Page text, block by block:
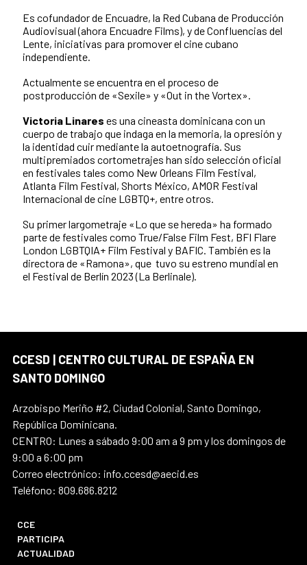
Es cofundador de Encuadre, la Red Cubana de Producción
Audiovisual (ahora Encuadre Films), y de Confluencias del
Lente, iniciativas para promover el cine cubano
independiente.
Actualmente se encuentra en el proceso de
postproducción de «Sexile» y «Out in the Vortex».
Victoria Linares es una cineasta dominicana con un
cuerpo de trabajo que indaga en la memoria, la opresión y
la identidad cuir mediante la autoetnografía. Sus
multipremiados cortometrajes han sido selección oficial
en festivales tales como New Orleans Film Festival,
Atlanta Film Festival, Shorts México, AMOR Festival
Internacional de cine LGBTQ+, entre otros.
Su primer largometraje «Lo que se hereda» ha formado
parte de festivales como True/False Film Fest, BFI Flare
London LGBTQIA+ Film Festival y BAFIC. También es la
directora de «Ramona», que tuvo su estreno mundial en
el Festival de Berlín 2023 (La Berlinale).
CCESD | CENTRO CULTURAL DE ESPAÑA EN
SANTO DOMINGO
Arzobispo Meriño #2, Ciudad Colonial, Santo Domingo,
República Dominicana.
CENTRO: Lunes a sábado 9:00 am a 9 pm y los domingos de
9:00 a 6:00 pm
Correo electrónico: info.ccesd@aecid.es
Teléfono: 809.686.8212
CCE
PARTICIPA
ACTUALIDAD